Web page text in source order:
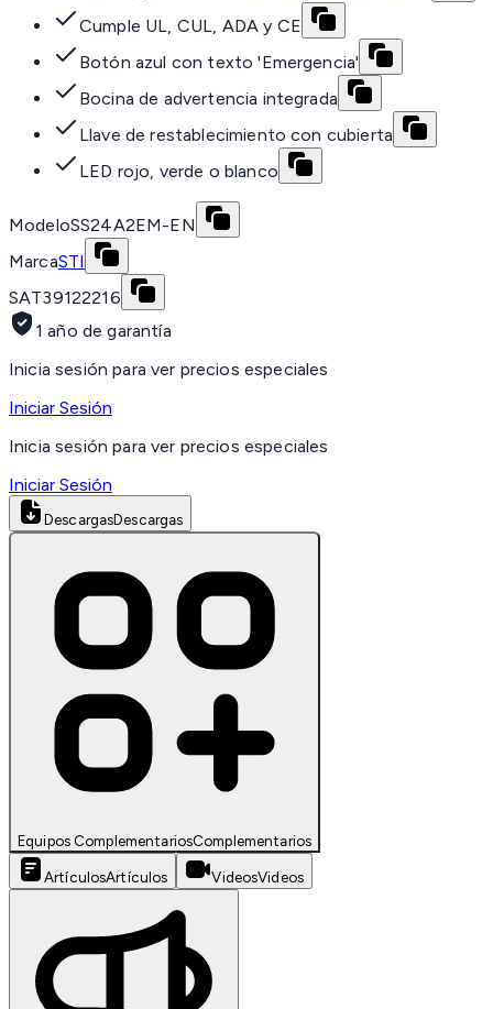
Cumple UL, CUL, ADA y CE
Botón azul con texto 'Emergencia'
Bocina de advertencia integrada
Llave de restablecimiento con cubierta
LED rojo, verde o blanco
ModeloSS24A2EM-EN
MarcaSTI
SAT39122216
1 año de garantía
Inicia sesión para ver precios especiales
Iniciar Sesión
Inicia sesión para ver precios especiales
Iniciar Sesión
DescargasDescargas
Equipos ComplementariosComplementarios
ArtículosArtículos VideosVideos